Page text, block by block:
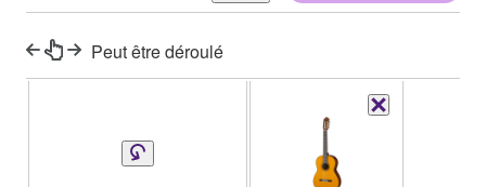
Peut être déroulé